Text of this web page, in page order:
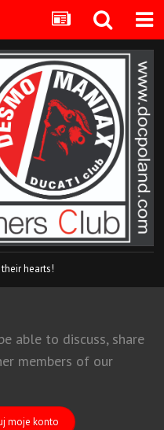
hearts!
able to discuss, share
members of our
moje konto